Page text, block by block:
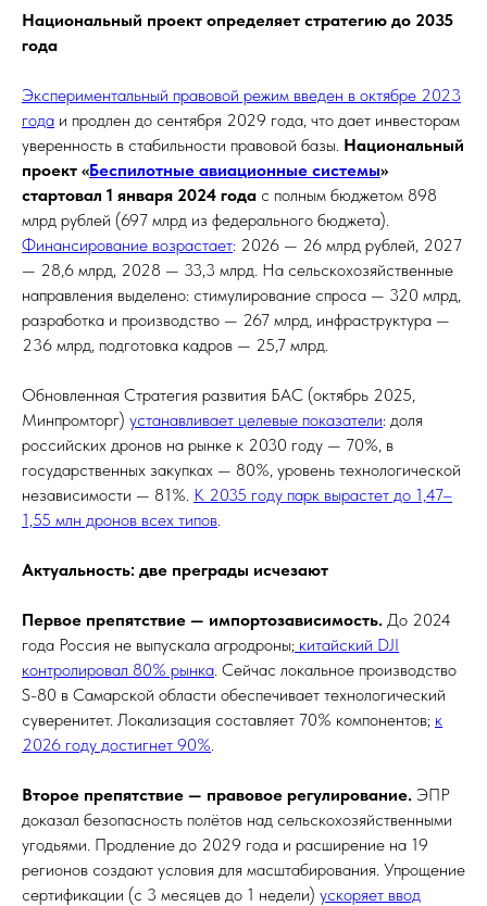
Национальный проект определяет стратегию до 2035
года
Экспериментальный правовой режим введен в октябре 2023
года и продлен до сентября 2029 года, что дает инвесторам
уверенность в стабильности правовой базы. Национальный
проект «Беспилотные авиационные системы»
стартовал 1 января 2024 года с полным бюджетом 898
млрд рублей (697 млрд из федерального бюджета).
Финансирование возрастает: 2026 — 26 млрд рублей, 2027
— 28,6 млрд, 2028 — 33,3 млрд. На сельскохозяйственные
направления выделено: стимулирование спроса — 320 млрд,
разработка и производство — 267 млрд, инфраструктура —
236 млрд, подготовка кадров — 25,7 млрд.
Обновленная Стратегия развития БАС (октябрь 2025,
Минпромторг) устанавливает целевые показатели: доля
российских дронов на рынке к 2030 году — 70%, в
государственных закупках — 80%, уровень технологической
независимости — 81%. К 2035 году парк вырастет до 1,47–
1,55 млн дронов всех типов.
Актуальность: две преграды исчезают
Первое препятствие — импортозависимость. До 2024
года Россия не выпускала агродроны; китайский DJI
контролировал 80% рынка. Сейчас локальное производство
S-80 в Самарской области обеспечивает технологический
суверенитет. Локализация составляет 70% компонентов; к
2026 году достигнет 90%.
Второе препятствие — правовое регулирование. ЭПР
доказал безопасность полётов над сельскохозяйственными
угодьями. Продление до 2029 года и расширение на 19
регионов создают условия для масштабирования. Упрощение
сертификации (с 3 месяцев до 1 недели) ускоряет ввод